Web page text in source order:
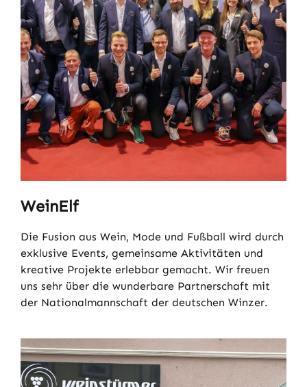
WeinElf
Die Fusion aus Wein, Mode und Fußball wird durch
exklusive Events, gemeinsame Aktivitäten und
kreative Projekte erlebbar gemacht. Wir freuen
uns sehr über die wunderbare Partnerschaft mit
der Nationalmannschaft der deutschen Winzer.